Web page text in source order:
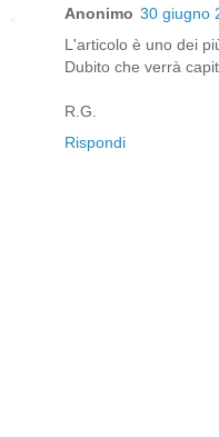
Anonimo 30 giugno
L'articolo è uno dei
Dubito che verrà
R.G.
Rispondi